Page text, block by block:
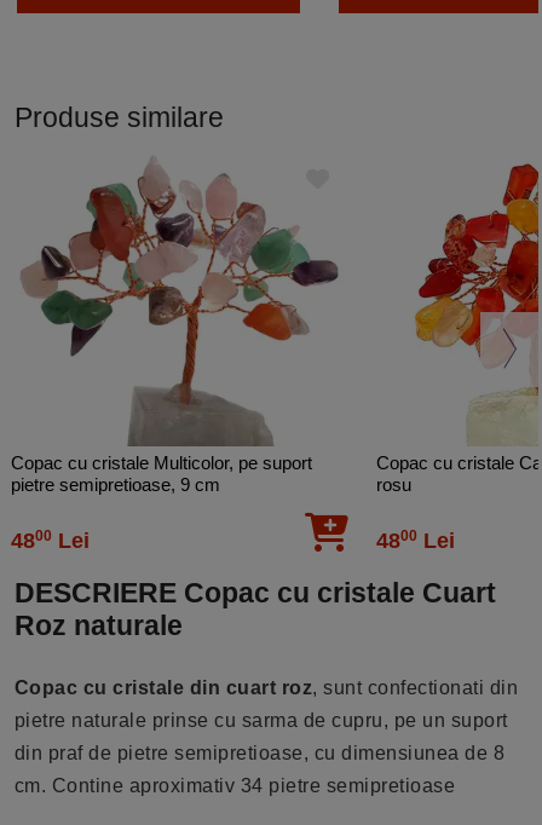
Produse similare
Copac cu cristale Multicolor, pe suport
pietre semipretioase, 9 cm
4800 Lei
Copac cu cristale
rosu
4800 Lei
DESCRIERE Copac cu cristale Cuart
Roz naturale
Copac cu cristale din cuart roz, sunt confectionati din
pietre naturale prinse cu sarma de cupru, pe un suport
din praf de pietre semipretioase, cu dimensiunea de 8
cm. Contine aproximativ 34 pietre semipretioase